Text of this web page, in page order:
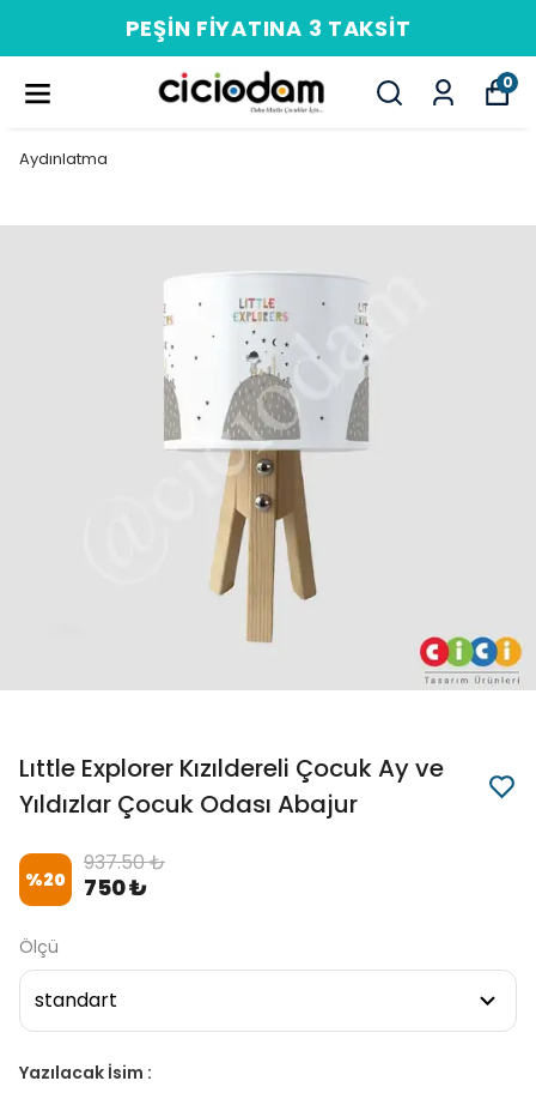
PEŞIN FIYATINA 3 TAKSIT
0
Aydınlatma
Lıttle Explorer Kızıldereli Çocuk Ay ve
Yıldızlar Çocuk Odası Abajur
%20
937.50 ₺
750 ₺
Ölçü
Yazılacak İsim :